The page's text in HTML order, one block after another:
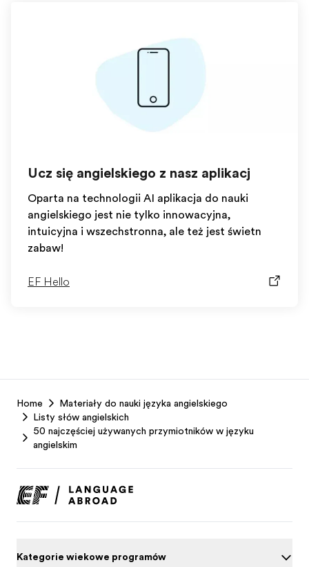
Ucz się angielskiego z naszą aplikacją
Oparta na technologii AI aplikacja do nauki
angielskiego jest nie tylko innowacyjna,
intuicyjna i wszechstronna, ale też jest świetną
zabawą!
EF Hello
Footer
Home
Materiały do nauki języka angielskiego
Listy słów angielskich
50 najczęściej używanych przymiotników w języku
angielskim
Kategorie wiekowe programów